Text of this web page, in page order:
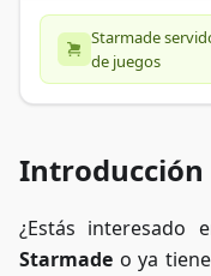
Starmade
de juegos
Introducción
¿Estás interesado
Starmade o ya